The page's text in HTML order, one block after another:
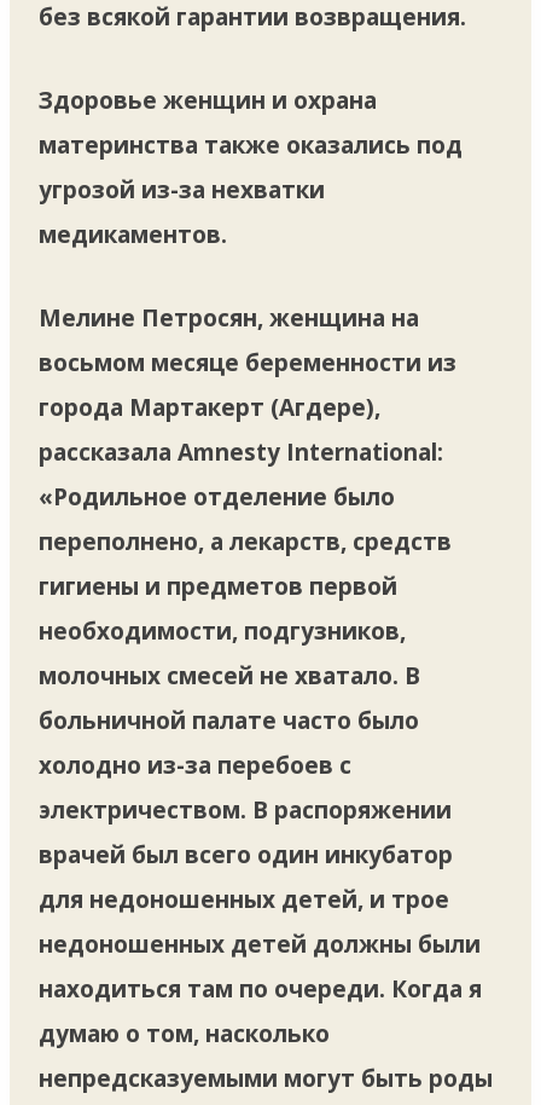
без всякой гарантии возвращения.
Здоровье женщин и охрана
материнства также оказались под
угрозой из-за нехватки
медикаментов.
Мелине Петросян, женщина на
восьмом месяце беременности из
города Мартакерт (Агдере),
рассказала Amnesty International:
«Родильное отделение было
переполнено, а лекарств, средств
гигиены и предметов первой
необходимости, подгузников,
молочных смесей не хватало. В
больничной палате часто было
холодно из-за перебоев с
электричеством. В распоряжении
врачей был всего один инкубатор
для недоношенных детей, и трое
недоношенных детей должны были
находиться там по очереди. Когда я
думаю о том, насколько
непредсказуемыми могут быть роды